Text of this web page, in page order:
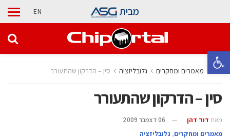
פתח סרגל נגישות
מבית EN
בית מאמרים ומחקרים גלובליזציה סין – הדרקון שהתעורר
סין – הדרקון שהתעורר
מאת דוד דהן
06 דצמבר 2009
מאמרים ומחקרים, גלובליזציה